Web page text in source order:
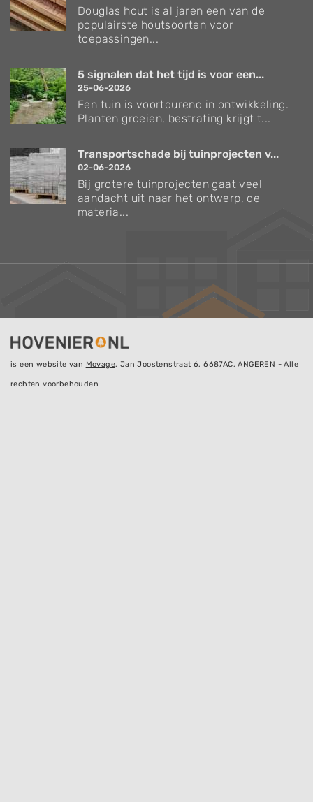
Douglas hout is al jaren een van de
populairste houtsoorten voor
toepassingen...
5 signalen dat het tijd is voor een...
25-06-2026
Een tuin is voortdurend in ontwikkeling.
Planten groeien, bestrating krijgt t...
Transportschade bij tuinprojecten v...
02-06-2026
Bij grotere tuinprojecten gaat veel
aandacht uit naar het ontwerp, de
materia...
is een website van Movage, Jan Joostenstraat 6, 6687AC, ANGEREN - Alle
rechten voorbehouden